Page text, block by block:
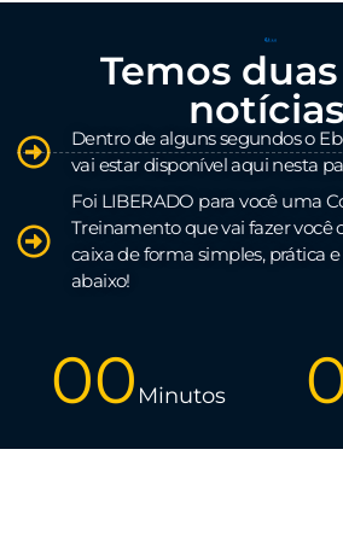
Temos
Dentro de alguns segundos o
vai estar disponível aqui nesta
Foi LIBERADO para você uma
Treinamento que vai fazer você
caixa de forma simples, prática
abaixo!
00 Minutos